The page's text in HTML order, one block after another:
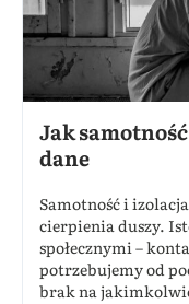
Jak
dane
Samotność i
cierpienia duszy.
społecznymi –
potrzebujemy od
brak na